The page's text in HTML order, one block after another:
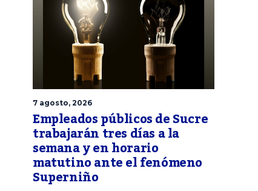
7 agosto, 2026
Empleados públicos de Sucre
trabajarán tres días a la
semana y en horario
matutino ante el fenómeno
Superniño